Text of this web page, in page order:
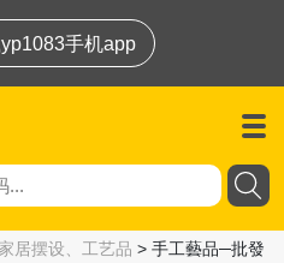
手机app
家居摆设、工艺品 > 手工藝品─批發